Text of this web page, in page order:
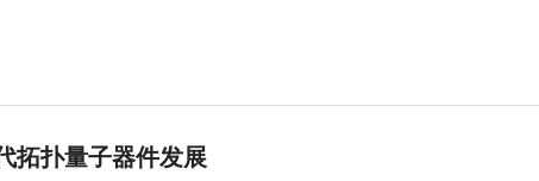
拓扑量子器件发展